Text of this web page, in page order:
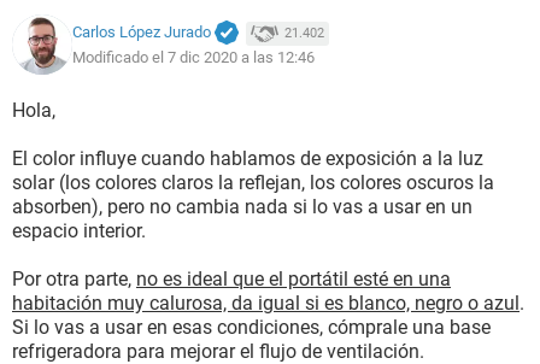
Carlos López Jurado 21.402
Modificado el 7 dic 2020 a las 12:46
Hola,
El color influye cuando hablamos de exposición a la luz
solar (los colores claros la reflejan, los colores oscuros la
absorben), pero no cambia nada si lo vas a usar en un
espacio interior.
Por otra parte, no es ideal que el portátil esté en una
habitación muy calurosa, da igual si es blanco, negro o azul.
Si lo vas a usar en esas condiciones, cómprale una base
refrigeradora para mejorar el flujo de ventilación.